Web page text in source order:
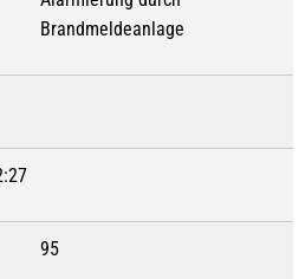
Brandmeldeanlage
95